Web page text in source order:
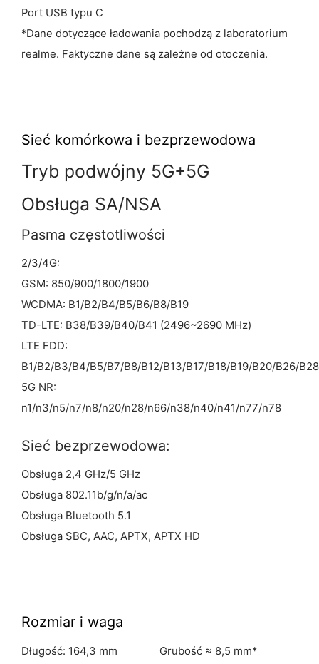
Port USB typu C
*Dane dotyczące ładowania pochodzą z laboratorium
realme. Faktyczne dane są zależne od otoczenia.
Sieć komórkowa i bezprzewodowa
Tryb podwójny 5G+5G
Obsługa SA/NSA
Pasma częstotliwości
2/3/4G:
GSM: 850/900/1800/1900
WCDMA: B1/B2/B4/B5/B6/B8/B19
TD-LTE: B38/B39/B40/B41 (2496~2690 MHz)
LTE FDD:
B1/B2/B3/B4/B5/B7/B8/B12/B13/B17/B18/B19/B20/B26/
5G NR:
n1/n3/n5/n7/n8/n20/n28/n66/n38/n40/n41/n77/n78
Sieć bezprzewodowa:
Obsługa 2,4 GHz/5 GHz
Obsługa 802.11b/g/n/a/ac
Obsługa Bluetooth 5.1
Obsługa SBC, AAC, APTX, APTX HD
Rozmiar i waga
Długość: 164,3 mm
Grubość ≈ 8,5 mm*